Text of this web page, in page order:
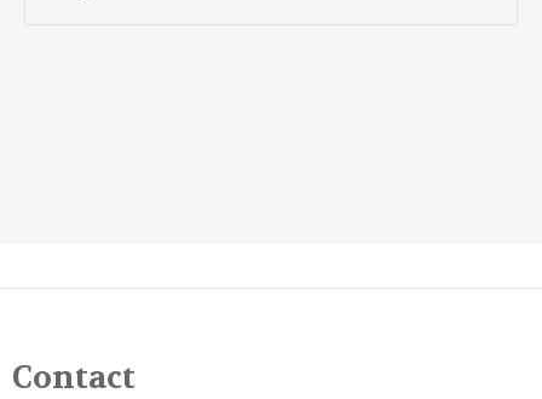
Contact